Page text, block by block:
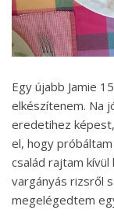
Egy újabb Jamie
elkészítenem. Na
eredetihez
el, hogy
család rajtam
vargányás rizsről
megelégedtem